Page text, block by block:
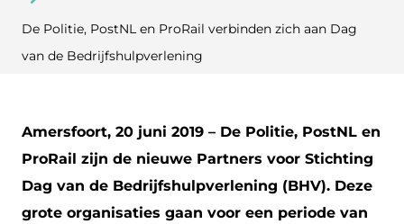
De Politie, PostNL en ProRail verbinden zich aan Dag
van de Bedrijfshulpverlening
Amersfoort, 20 juni 2019 – De Politie, PostNL en
ProRail zijn de nieuwe Partners voor Stichting
Dag van de Bedrijfshulpverlening (BHV). Deze
grote organisaties gaan voor een periode van